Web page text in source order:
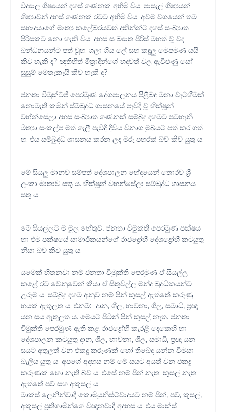
විද්‍යාල ශිෂ්‍යයන් දහස් ගණනක් අහිමි විය. පාසැල් ශිෂ්‍යයන්
ශිෂ්‍යාවන් දහස් ගණනක් රටට අහිමි විය. අවම වශයෙන් තම
සහෘදයාගේ මෘත්‍ය කලේබරයවත් දකින්න්ට දහස් සංඛ්‍යාත
පිරිසකට නො හැකි විය. දහස් සංඛ්‍යාත පිරිස් මහත් වූ වද
බන්ධනයන්ට පත් වූහ. ගලා ගිය ලේ සහ කඳුලු මෙපමණ යයි
කිව හැකි ද? ඥාතිහිත් මිත්‍රාදීන්ගේ හදවත් වල ඇවිළුණු සෝ
සුසුම් මෙතැකැයි කිව හැකි ද?
ජනතා විමුක්ට්ජි පෙරමුණ දේශපාලනය පිළිබඳ මනා වැටහීමක්
නොමැති කමින් ස්ම්බුද්ධ ශාසනයේ පැවිදි වූ භික්ෂූන්
වහ්න්සේලා දහස් සංඛ්‍යාත ගණනක් සම්බුදු දහමට පටහැනි
මිත්‍යා සංකල්ප මත් ගැලී පැවිදි දිවිය විනාශ මුඛයට පත් කර ගත්
හ. එය සම්බුද්ධ ශාසනය කරන ලද මරු පහරක් බව කිව යුතු ය.
මේ සියලු මානව සම්පත් දේශපාලන භේදයෙන් තොරව ශ්‍රී
ලංකා මාතාව සතු ය. භික්ෂූන් වහන්සේලා සම්බුද්ධ ශාසනය
සතු ය.
මේ සියල්ලට ම මූල හේතුව, ජනතා විමුක්ති පෙරමුණ පක්ෂය
හා එම පක්ෂයේ සාමාජිකයන්ගේ රාජද්‍රෝහී දේශද්‍රෝහී කටයුතු
නිසා බව කිව යුතු ය.
යමෙක් හිතනවා නම් ජනතා විමුක්ති පෙරමුණ ඒ සියල්ල
කළේ රට වෙනුවෙන් කියා ඒ සිතුවිල්ල මන්ද බුද්ධිකයන්ට
උරුම ය. සම්බුදු දහම අනුව නම් පින් කුසල් ඇත්තේ කරුණු
හයක් ඇතුලත ය. එනම්:- දාන, ශීල, භාවනා, ශීල, සමාධි, ප්‍රඥා
යන සය ඇතුලත ය. මෙයට පිටින් පින් කුසල් නැත. ජනතා
විමුක්ති පෙරමුණ ඇති කළ රාජද්‍රෝහී කැරළි දෙකෙහි හා
දේශපාලන කටයුතු දාන, ශීල, භාවනා, ශීල, සමාධි, ප්‍රඥා යන
සයට අතුලත් වන එකදු කරුණක් හෝ තිබේද යන්න විමසා
බැලිය යුතු ය. අපගේ අදහස නම් මේ සයට අයත් වන එකදු
කරුණක් හෝ නැති බව ය. එසේ නම් පින් නැත; කුසල් නැත;
ඇත්තේ පව් සහ අකුසල් ය.
මාක්ස් ලෙනින්වාදී කොමියුනිස්ට්වාදයට නම් පින්, පව්, කුසල්,
අකුසල් ප්‍රතිගාමීන්ගේ විඥානවාදී අදහස් ය. එය මාක්ස්